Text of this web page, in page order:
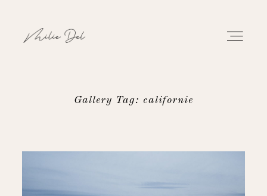
ABOUT
Gallery Tag: californie